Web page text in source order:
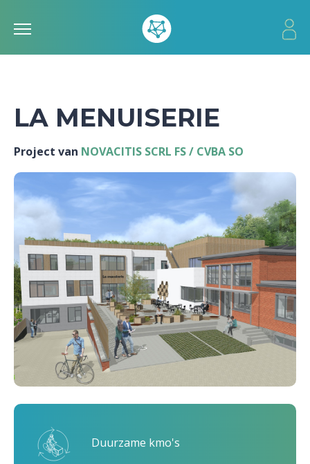
LA MENUISERIE
Project van NOVACITIS SCRL FS / CVBA SO
Duurzame kmo's